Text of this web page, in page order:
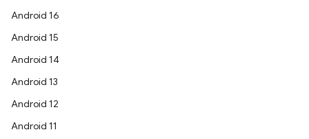
Android 16
Android 15
Android 14
Android 13
Android 12
Android 11